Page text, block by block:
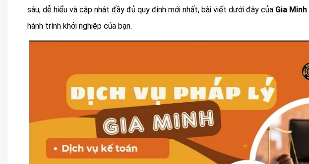
sâu, dễ hiểu và cập nhật đầy đủ quy định mới nhất, bài viết dưới đây của Gia Minh
hành trình khởi nghiệp của bạn.